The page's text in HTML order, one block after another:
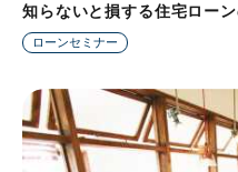
知らないと損する住宅ロー
ローンセミナー